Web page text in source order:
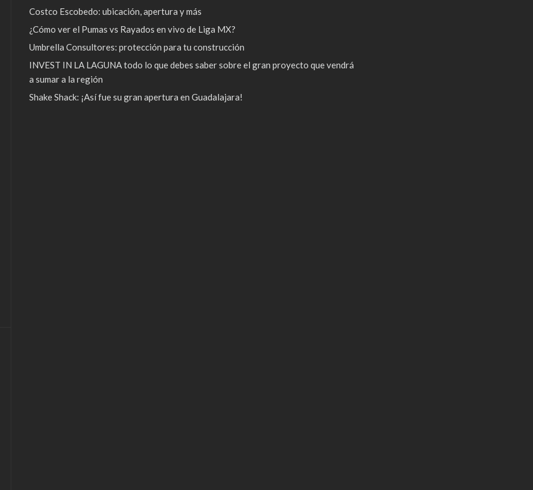
Costco Escobedo: ubicación, apertura y más
¿Cómo ver el Pumas vs Rayados en vivo de Liga MX?
Umbrella Consultores: protección para tu construcción
INVEST IN LA LAGUNA todo lo que debes saber sobre el gran proyecto que vendrá
a sumar a la región
Shake Shack: ¡Así fue su gran apertura en Guadalajara!